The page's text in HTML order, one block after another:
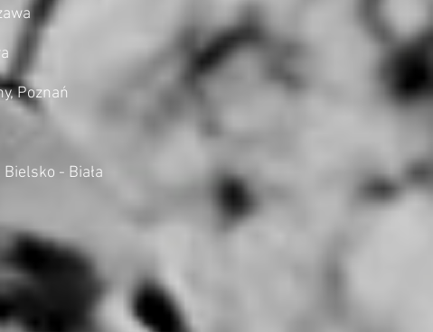
Poznań
- Biała